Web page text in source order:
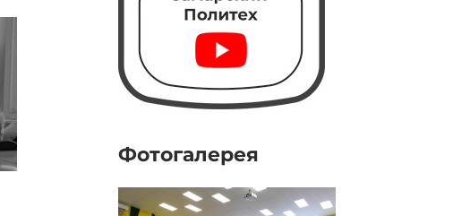
Фотогалерея